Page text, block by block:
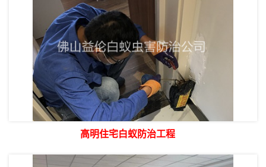
高明住宅白蚁防治工程